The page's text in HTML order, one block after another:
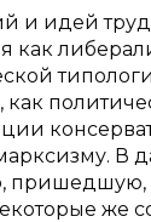
и идей
как
как
В
пришедшую,
же